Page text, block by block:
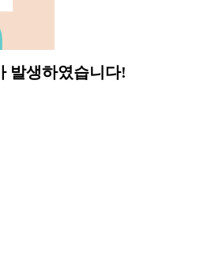
발생하였습니다!